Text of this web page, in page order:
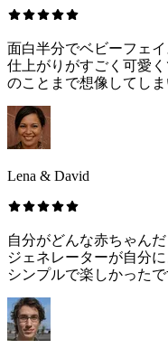
面白半分でベビーフェ
仕上がりがすごく可愛
のことまで想像してしま
Lena & David
自分がどんな赤ちゃん
ジェネレーターが自分
シンプルで楽しかったで